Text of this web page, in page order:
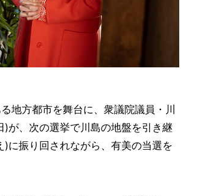
地方都市を舞台に、衆議院議員・川
が、次の選挙で川島の地盤を引き継
に振り回されながら、有美の当選を